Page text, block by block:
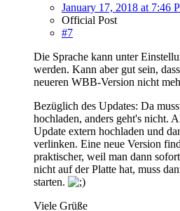
January 17, 2018 at 7:46
Official Post
#7
Die Sprache kann unter
werden. Kann aber gut sein,
neueren WBB-Version nicht
Bezüglich des Updates: Da
hochladen, anders geht's nicht.
Update extern hochladen und
verlinken. Eine neue Version
praktischer, weil man dann
nicht auf der Platte hat, muss
starten.
Viele Grüße